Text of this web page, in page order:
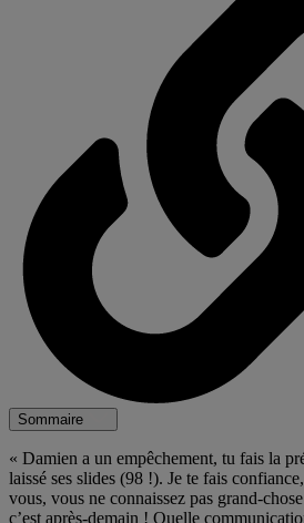
Sommaire
« Damien a un empêchement, tu fais la
laissé ses slides (98 !). Je te fais
vous, vous ne connaissez pas grand-
c’est après-demain ! Quelle